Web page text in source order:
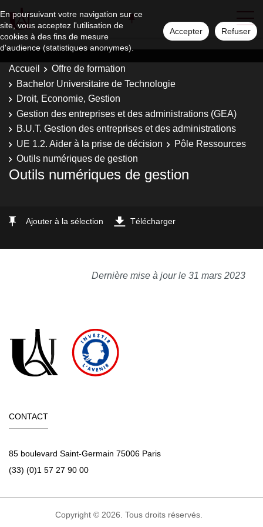
En poursuivant votre navigation sur ce
site, vous acceptez l'utilisation de
cookies à des fins de mesure
d'audience (statistiques anonymes).
Accepter Refuser
Accueil
Offre de formation
Bachelor Universitaire de Technologie
Droit, Economie, Gestion
Gestion des entreprises et des administrations (GEA)
B.U.T. Gestion des entreprises et des administrations
UE 1.2. Aider à la prise de décision
Pôle Ressources
Outils numériques de gestion
Outils numériques de gestion
Ajouter à la sélection Télécharger
Dernière mise à jour le 31 mars 2023
CONTACT
85 boulevard Saint-Germain 75006 Paris
(33) (0)1 57 27 90 00
Copyright © 2026. Tous droits réservés.